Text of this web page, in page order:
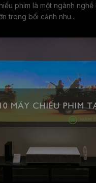
phim là một ngành
trong bối cảnh nhu...